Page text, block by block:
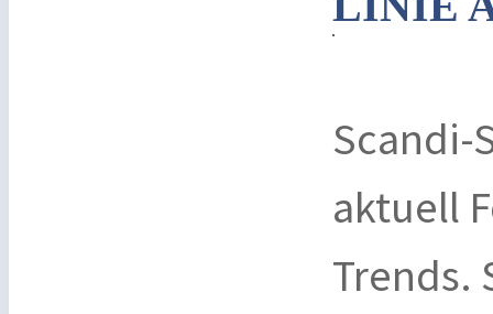
Scandi-
aktuell
Trends.